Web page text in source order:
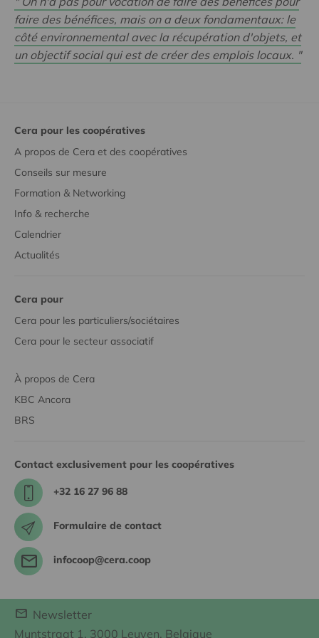
faire des bénéfices, mais on a deux fondamentaux: le
côté environnemental avec la récupération d'objets, et
un objectif social qui est de créer des emplois locaux. "
Cera pour les coopératives
A propos de Cera et des coopératives
Conseils sur mesure
Formation & Networking
Info & recherche
Calendrier
Actualités
Cera pour
Cera pour les particuliers/sociétaires
Cera pour le secteur associatif
À propos de Cera
KBC Ancora
BRS
Contact exclusivement pour les coopératives
+32 16 27 96 88
Formulaire de contact
infocoop@cera.coop
Newsletter
Muntstraat 1, 3000 Leuven, Belgique